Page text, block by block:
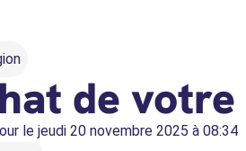
de
le jeudi 20 novembre 2025 à 08:34